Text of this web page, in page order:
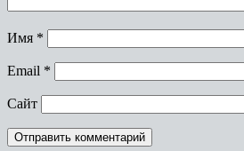
Имя *
Email *
Сайт